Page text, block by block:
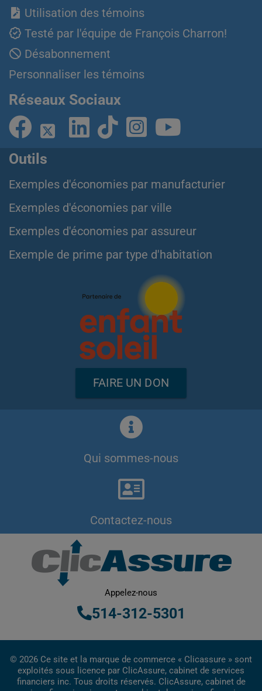
Utilisation des témoins
Testé par l'équipe de François Charron!
Désabonnement
Personnaliser les témoins
Réseaux Sociaux
Outils
Exemples d'économies par manufacturier
Exemples d'économies par ville
Exemples d'économies par assureur
Exemple de prime par type d'habitation
FAIRE UN DON
Qui sommes-nous
Contactez-nous
Appelez-nous
514-312-5301
© 2026 Ce site et la marque de commerce « Clicassure » sont
exploités sous licence par ClicAssure, cabinet de services
financiers inc. Tous droits réservés. ClicAssure, cabinet de